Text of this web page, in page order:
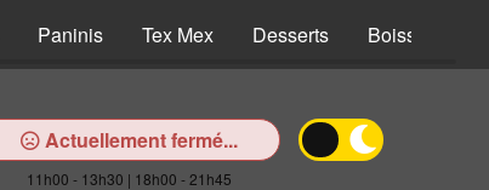
Paninis Tex Mex Desserts Boissons
Actuellement fermé...
11h00 - 13h30 | 18h00 - 21h45